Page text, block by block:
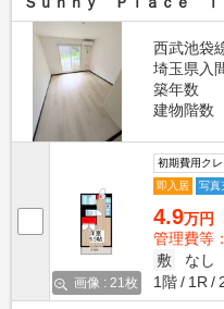
西武池袋
埼玉県入
築年数
建物階数
画像 : 21枚
初期費用ク
即入居
写真
4.9万円
管理費等
敷
なし
1階
1R